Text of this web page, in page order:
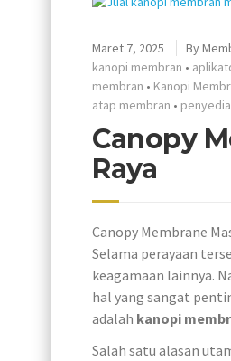
Maret 7, 2025 By
kanopi membran •
membran • Kanopi
atap membran •
Canopy
Raya
Canopy Membrane
Selama perayaan
keagamaan lainnya.
hal yang sangat
adalah kanopi
Salah satu alasan